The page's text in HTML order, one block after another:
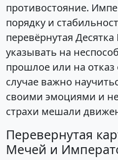
противостояние.
порядку и
перевёрнутая
указывать на
прошлое или на отказ
случае важно
своими эмоциями и
страхи мешали
Перевернутая
Мечей и